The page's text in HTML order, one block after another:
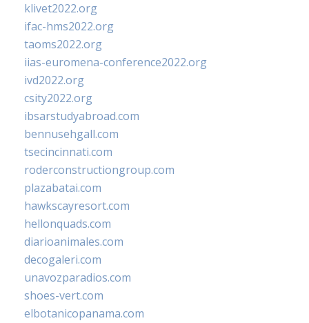
klivet2022.org
ifac-hms2022.org
taoms2022.org
iias-euromena-conference2022.org
ivd2022.org
csity2022.org
ibsarstudyabroad.com
bennusehgall.com
tsecincinnati.com
roderconstructiongroup.com
plazabatai.com
hawkscayresort.com
hellonquads.com
diarioanimales.com
decogaleri.com
unavozparadios.com
shoes-vert.com
elbotanicopanama.com